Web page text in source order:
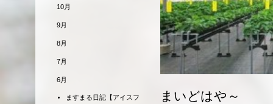
まいどはや～
10月
9月
8月
7月
6月
ますまる日記【アイスフ